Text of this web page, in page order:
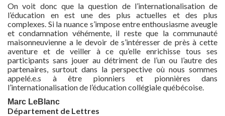
On voit donc que la question de l’internationalisation de
l’éducation en est une des plus actuelles et des plus
complexes. Si la nuance s’impose entre enthousiasme aveugle
et condamnation véhémente, il reste que la communauté
maisonneuvienne a le devoir de s’intéresser de près à cette
aventure et de veiller à ce qu’elle enrichisse tous ses
participants sans jouer au détriment de l’un ou l’autre des
partenaires, surtout dans la perspective où nous sommes
appelé.e.s à être pionniers et pionnières dans
l’internationalisation de l’éducation collégiale québécoise.
Marc LeBlanc
Département de Lettres